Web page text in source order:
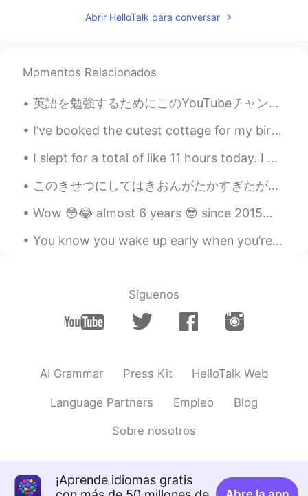
Abrir HelloTalk para conversar
Momentos Relacionados
英語を勉強するためにこのYouTubeチャンネルを強くお勧めします。 発音ビデオは特に素晴らしいです。しかも面白いと思います。 https://youtu.be/SUJ8pZ-q2Co ht...
I’ve booked the cutest cottage for my birthday this year. I can wait to finally be able to get aw...
I slept for a total of like 11 hours today. I had heat exhaustion earlier because of working out...
このきせつにしてはきおんがたかすぎたが、きもちのよいひだった。- It was a pleasant day, even though it was too warm for the seaso...
Wow 😳😂 almost 6 years 😎 since 2015😃 HelloTalkを始めた時にローマ字しか出来なかった😂 でも、今はもう1級も合格できて、日本に住んでて日本語で会話でき...
You know you wake up early when you’re out for a morning walk and you can still see the stars lol...
Síguenos
AI Grammar Press Kit HelloTalk Web
Language Partners Empleo Blog
Sobre nosotros
¡Aprende idiomas gratis